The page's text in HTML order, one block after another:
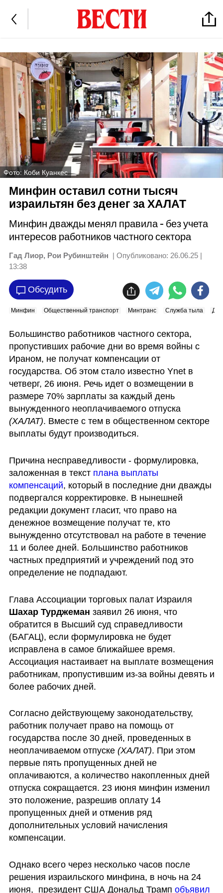
Фото: Коби Куанкес
Минфин оставил сотни тысяч
израильтян без денег за ХАЛАТ
Минфин дважды менял правила - без учета
интересов работников частного сектора
Гад Лиор, Рои Рубинштейн | Опубликовано: 26.06.25 |
13:38
Обсудить
Минфин Общественный транспорт Минтранс Служба тыла
Большинство работников частного сектора,
пропустивших рабочие дни во время войны с
Ираном, не получат компенсации от
государства. Об этом стало известно Ynet в
четверг, 26 июня. Речь идет о возмещении в
размере 70% зарплаты за каждый день
вынужденного неоплачиваемого отпуска
(ХАЛАТ). Вместе с тем в общественном секторе
выплаты будут производиться.
Причина несправедливости - формулировка,
заложенная в текст плана выплаты
компенсаций, который в последние дни дважды
подвергался корректировке. В нынешней
редакции документ гласит, что право на
денежное возмещение получат те, кто
вынужденно отсутствовал на работе в течение
11 и более дней. Большинство работников
частных предприятий и учреждений под это
определение не подпадают.
Шахар Турджеман заявил 26 июня, что
обратится в Высший суд справедливости
(БАГАЦ), если формулировка не будет
исправлена в самое ближайшее время.
Ассоциация настаивает на выплате возмещения
работникам, пропустившим из-за войны девять и
более рабочих дней.
Согласно действующему законодательству,
работник получает право на помощь от
государства после 30 дней, проведенных в
неоплачиваемом отпуске (ХАЛАТ). При этом
первые пять пропущенных дней не
оплачиваются, а количество накопленных дней
отпуска сокращается. 23 июня минфин изменил
это положение, разрешив оплату 14
пропущенных дней и отменив ряд
дополнительных условий начисления
компенсации.
Однако всего через несколько часов после
решения израильского минфина, в ночь на 24
июня,  президент США Дональд Трамп объявил